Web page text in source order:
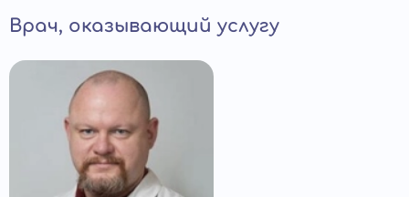
Врач, оказывающий услугу